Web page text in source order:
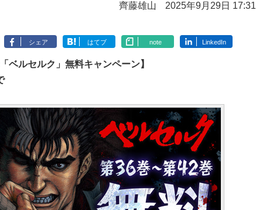
齊藤雄山 2025年9月29日 17:31
シェア はてブ note LinkedIn
ベルセルク」無料キャンペーン】